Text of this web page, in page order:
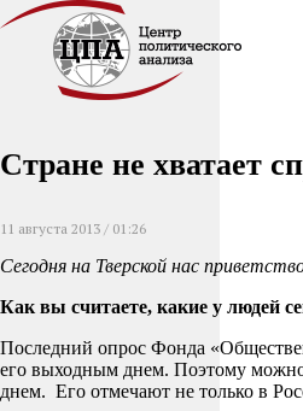
Стране не хватает
11 августа 2013 / 01:26
Сегодня на Тверской нас
Как вы считаете, какие у людей
Последний опрос Фонда
его выходным днем. Поэтому можно
днем. Его отмечают не только в